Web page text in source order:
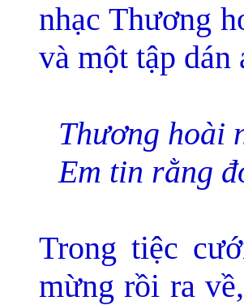
nhạc Thương
và một tập dán
Thương hoài
Em tin rằng
Trong tiệc
mừng rồi ra